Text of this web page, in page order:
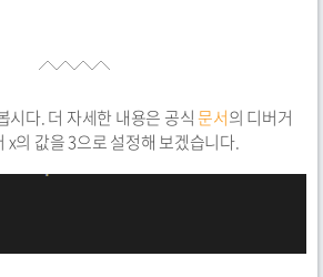
시다. 더 자세한 내용은 공식문서의 디버거
x의 값을 3으로 설정해 보겠습니다.